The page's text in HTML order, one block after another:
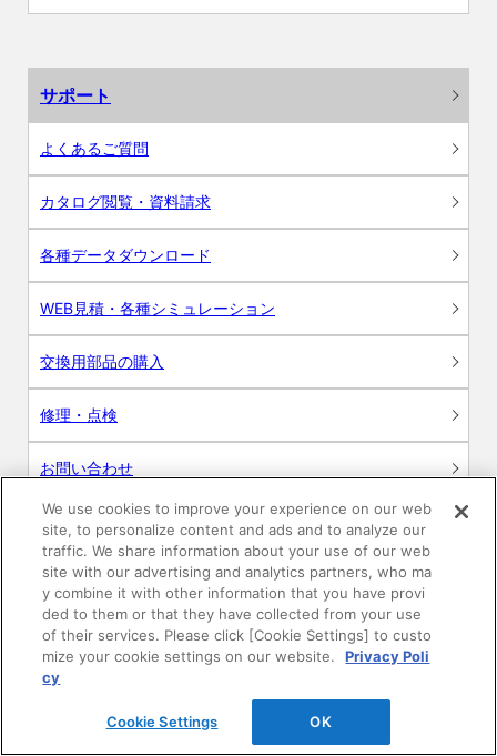
サポート
よくあるご質問
カタログ閲覧・資料請求
各種データダウンロード
WEB見積・各種シミュレーション
交換用部品の購入
修理・点検
お問い合わせ
ログイン
建築・設計関係者様向けサイト
ユーザー登録サービス
WEB見積システム
収納プランニングソフト
We use cookies to improve your experience on our web
site, to personalize content and ads and to analyze our
traffic. We share information about your use of our web
site with our advertising and analytics partners, who ma
y combine it with other information that you have provi
ded to them or that they have collected from your use
of their services. Please click [Cookie Settings] to custo
mize your cookie settings on our website.
Privacy Poli
cy
Cookie Settings OK